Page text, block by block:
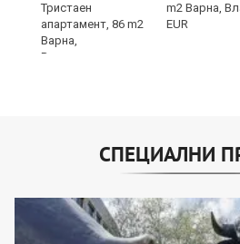
m2 Варна,
EUR
СПЕЦИАЛНИ